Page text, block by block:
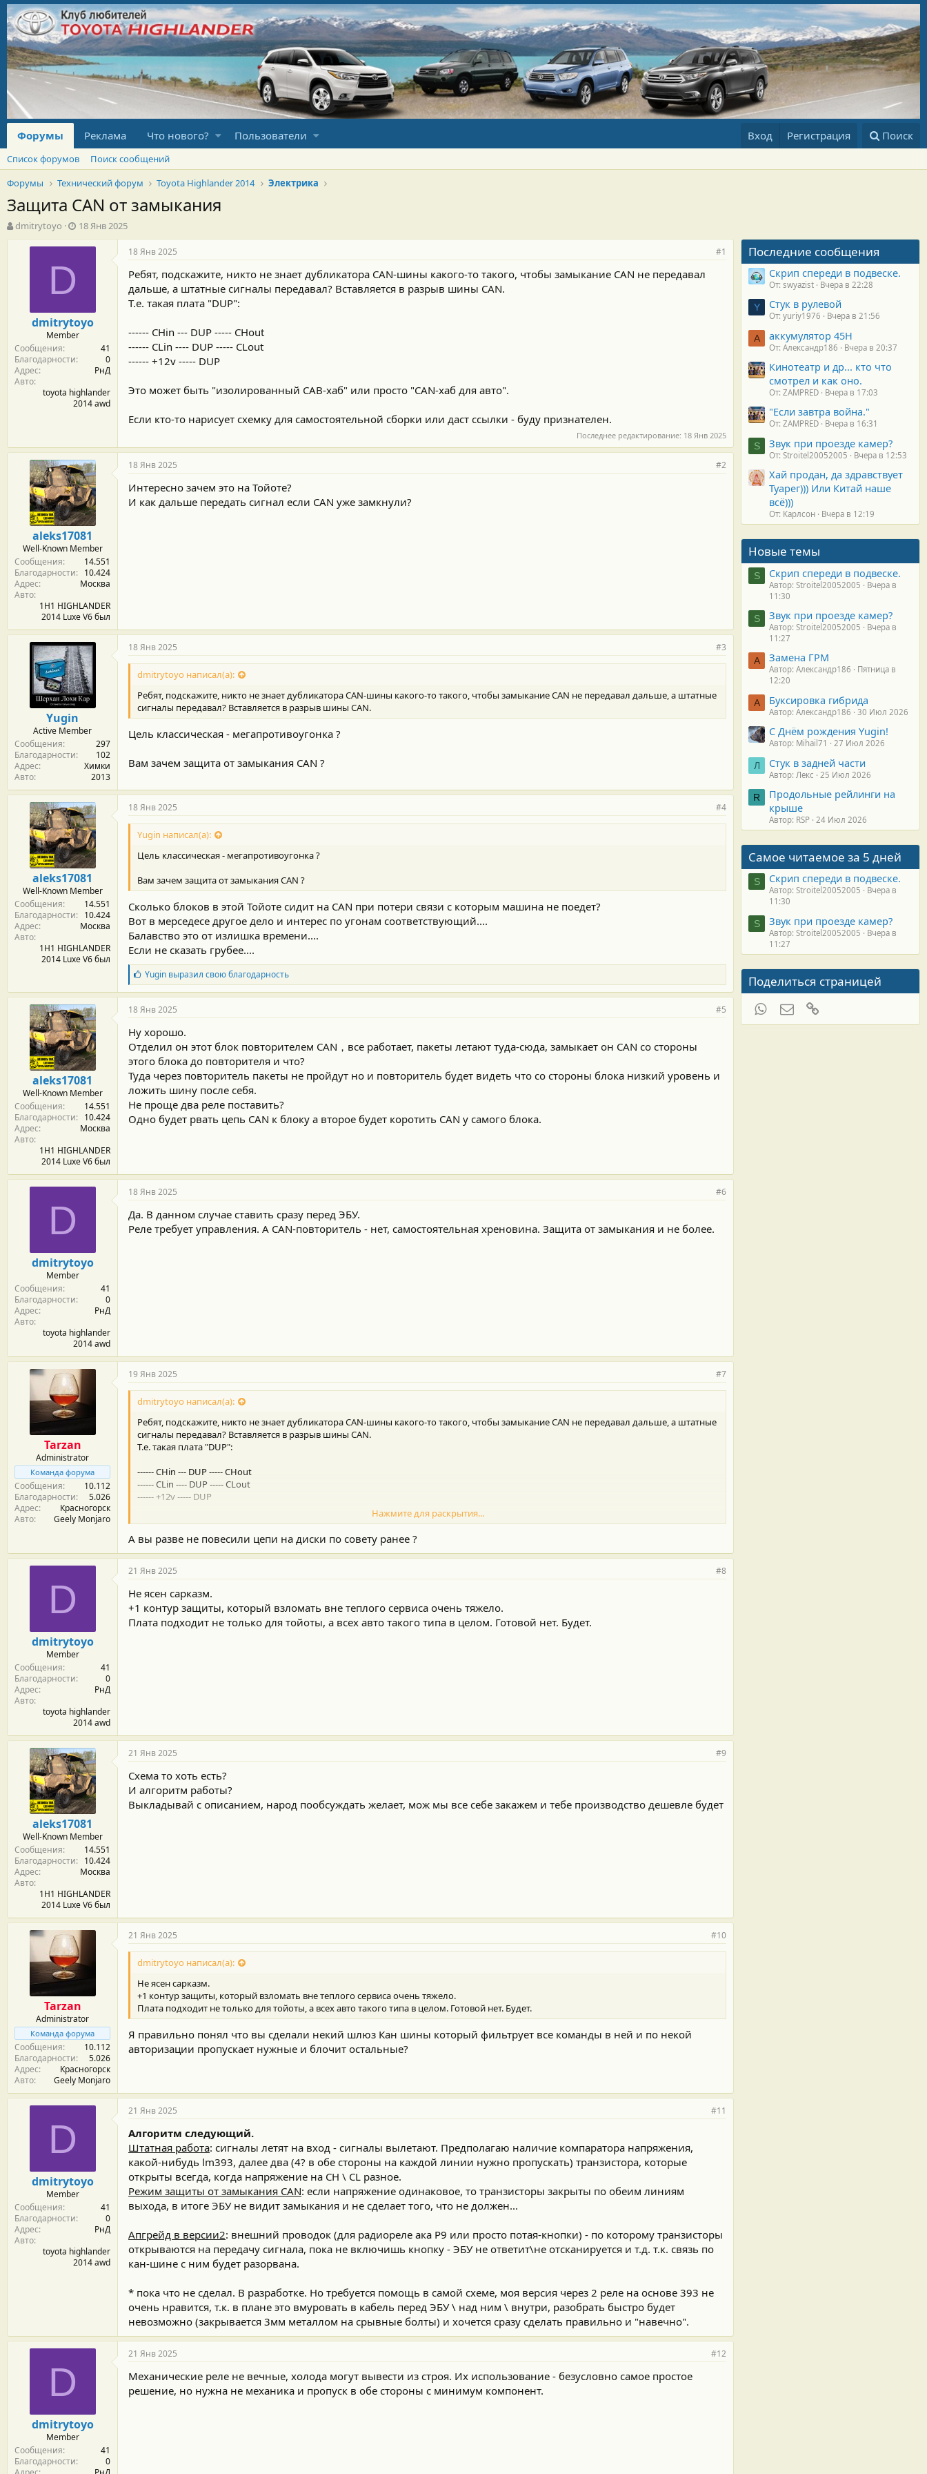
Форумы Реклама Что нового? Пользователи Вход Регистрация Поиск
Список форумов
Поиск сообщений
Форумы
Технический форум Toyota Highlander 2014 Электрика
Защита CAN от замыкания
А
в
dmitrytoyo
Д
а
т
а
л
а
18 Янв 2025
D
dmitrytoyo
Member
Сообщения
41
Благодарности
0
Адрес
РнД
Авто
toyota highlander
2014 awd
18 Янв 2025 #1
Ребят, подскажите, никто не знает дубликатора CAN-шины какого-то такого, чтобы замыкание CAN не передавал
дальше, а штатные сигналы передавал? Вставляется в разрыв шины CAN.
Т.е. такая плата "DUP":
------ CHin --- DUP ----- CHout
------ CLin ---- DUP ----- CLout
------ +12v ----- DUP
Это может быть "изолированный CAB-хаб" или просто "CAN-хаб для авто".
Если кто-то нарисует схемку для самостоятельной сборки или даст ссылки - буду признателен.
Последнее редактирование: 18 Янв 2025
aleks17081
Well-Known Member
Сообщения
14.551
Благодарности
10.424
Адрес
Москва
Авто
1H1 HIGHLANDER
2014 Luxe V6 был
18 Янв 2025 #2
Интересно зачем это на Тойоте?
И как дальше передать сигнал если CAN уже замкнули?
Yugin
Active Member
Сообщения
297
Благодарности
102
Адрес
Химки
Авто
2013
18 Янв 2025 #3
dmitrytoyo написал(а):
Ребят, подскажите, никто не знает дубликатора CAN-шины какого-то такого, чтобы замыкание CAN не передавал дальше, а штатные
сигналы передавал? Вставляется в разрыв шины CAN.
Цель классическая - мегапротивоугонка ?
Вам зачем защита от замыкания CAN ?
aleks17081
Well-Known Member
Сообщения
14.551
Благодарности
10.424
Адрес
Москва
Авто
1H1 HIGHLANDER
2014 Luxe V6 был
18 Янв 2025 #4
Yugin написал(а):
Цель классическая - мегапротивоугонка ?
Вам зачем защита от замыкания CAN ?
Сколько блоков в этой Тойоте сидит на CAN при потери связи с которым машина не поедет?
Вот в мерседесе другое дело и интерес по угонам соответствующий....
Балавство это от излишка времени....
Если не сказать грубее....
Б
л
а
г
о
д
а
р
н
о
с
т
и
:
Yuginвыразил свою благодарность
aleks17081
Well-Known Member
Сообщения
14.551
Благодарности
10.424
Адрес
Москва
Авто
1H1 HIGHLANDER
2014 Luxe V6 был
18 Янв 2025 #5
Ну хорошо.
Отделил он этот блок повторителем CAN，все работает, пакеты летают туда-сюда, замыкает он CAN со стороны
этого блока до повторителя и что?
Туда через повторитель пакеты не пройдут но и повторитель будет видеть что со стороны блока низкий уровень и
ложить шину после себя.
Не проще два реле поставить?
Одно будет рвать цепь CAN к блоку а второе будет коротить CAN у самого блока.
D
dmitrytoyo
Member
Сообщения
41
Благодарности
0
Адрес
РнД
Авто
toyota highlander
2014 awd
18 Янв 2025 #6
Да. В данном случае ставить сразу перед ЭБУ.
Реле требует управления. А CAN-повторитель - нет, самостоятельная хреновина. Защита от замыкания и не более.
Tarzan
Administrator
Команда форума
Сообщения
10.112
Благодарности
5.026
Адрес
Красногорск
Авто
Geely Monjaro
19 Янв 2025 #7
dmitrytoyo написал(а):
Ребят, подскажите, никто не знает дубликатора CAN-шины какого-то такого, чтобы замыкание CAN не передавал дальше, а штатные
сигналы передавал? Вставляется в разрыв шины CAN.
Т.е. такая плата "DUP":
------ CHin --- DUP ----- CHout
------ CLin ---- DUP ----- CLout
------ +12v ----- DUP
Это может быть "изолированный CAB-хаб" или просто "CAN-хаб для авто".
Если кто-то нарисует схемку для самостоятельной сборки или даст ссылки - буду признателен.
Нажмите для раскрытия...
А вы разве не повесили цепи на диски по совету ранее ?
D
dmitrytoyo
Member
Сообщения
41
Благодарности
0
Адрес
РнД
Авто
toyota highlander
2014 awd
21 Янв 2025 #8
Не ясен сарказм.
+1 контур защиты, который взломать вне теплого сервиса очень тяжело.
Плата подходит не только для тойоты, а всех авто такого типа в целом. Готовой нет. Будет.
aleks17081
Well-Known Member
Сообщения
14.551
Благодарности
10.424
Адрес
Москва
Авто
1H1 HIGHLANDER
2014 Luxe V6 был
21 Янв 2025 #9
Схема то хоть есть?
И алгоритм работы?
Выкладывай с описанием, народ пообсуждать желает, мож мы все себе закажем и тебе производство дешевле будет
Tarzan
Administrator
Команда форума
Сообщения
10.112
Благодарности
5.026
Адрес
Красногорск
Авто
Geely Monjaro
21 Янв 2025 #10
dmitrytoyo написал(а):
Не ясен сарказм.
+1 контур защиты, который взломать вне теплого сервиса очень тяжело.
Плата подходит не только для тойоты, а всех авто такого типа в целом. Готовой нет. Будет.
Я правильно понял что вы сделали некий шлюз Кан шины который фильтрует все команды в ней и по некой
авторизации пропускает нужные и блочит остальные?
D
dmitrytoyo
Member
Сообщения
41
Благодарности
0
Адрес
РнД
Авто
toyota highlander
2014 awd
21 Янв 2025 #11
Алгоритм следующий.
Штатная работа: сигналы летят на вход - сигналы вылетают. Предполагаю наличие компаратора напряжения,
какой-нибудь lm393, далее два (4? в обе стороны на каждой линии нужно пропускать) транзистора, которые
открыты всегда, когда напряжение на CH \ CL разное.
Режим защиты от замыкания CAN: если напряжение одинаковое, то транзисторы закрыты по обеим линиям
выхода, в итоге ЭБУ не видит замыкания и не сделает того, что не должен...
Апгрейд в версии2: внешний проводок (для радиореле ака Р9 или просто потая-кнопки) - по которому транзисторы
открываются на передачу сигнала, пока не включишь кнопку - ЭБУ не ответит\не отсканируется и т.д. т.к. связь по
кан-шине с ним будет разорвана.
* пока что не сделал. В разработке. Но требуется помощь в самой схеме, моя версия через 2 реле на основе 393 не
очень нравится, т.к. в плане это вмуровать в кабель перед ЭБУ \ над ним \ внутри, разобрать быстро будет
невозможно (закрывается 3мм металлом на срывные болты) и хочется сразу сделать правильно и "навечно".
D
dmitrytoyo
Member
Сообщения
41
Благодарности
0
21 Янв 2025 #12
Механические реле не вечные, холода могут вывести из строя. Их использование - безусловно самое простое
решение, но нужна не механика и пропуск в обе стороны с минимум компонент.
Последние сообщения
Скрип спереди в подвеске.
От: swyazist Вчера в 22:28
Y Стук в рулевой
От: yuriy1976 Вчера в 21:56
А аккумулятор 45H
От: Александр186 Вчера в 20:37
Кинотеатр и др... кто что
смотрел и как оно.
От: ZAMPRED Вчера в 17:03
"Если завтра война."
От: ZAMPRED Вчера в 16:31
S Звук при проезде камер?
От: Stroitel20052005 Вчера в 12:53
Хай продан, да здравствует
Туарег))) Или Китай наше
всё)))
От: Карлсон Вчера в 12:19
Новые темы
S Скрип спереди в подвеске.
Автор: Stroitel20052005
Вчера в
11:30
S Звук при проезде камер?
Автор: Stroitel20052005
Вчера в
11:27
А Замена ГРМ
Автор: Александр186
Пятница в
12:20
А Буксировка гибрида
Автор: Александр186 30 Июл 2026
С Днём рождения Yugin!
Автор: Mihail71 27 Июл 2026
Л Стук в задней части
Автор: Лекс 25 Июл 2026
R
Продольные рейлинги на
крыше
Автор: RSP 24 Июл 2026
Самое читаемое за 5 дней
S Скрип спереди в подвеске.
Автор: Stroitel20052005
Вчера в
11:30
S Звук при проезде камер?
Автор: Stroitel20052005
Вчера в
11:27
Поделиться страницей
WhatsAppЭлектронная почта